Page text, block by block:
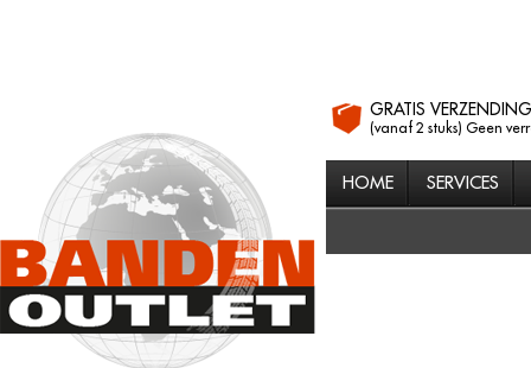
GRATIS VERZENDING
(vanaf 2 stuks) Geen
HOME SERVICES